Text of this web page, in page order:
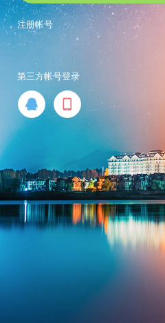
注册帐号
第三方帐号登录
 